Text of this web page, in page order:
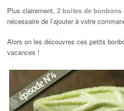
Plus clairement, 2 boites de bonbons
nécessaire de l’ajouter à votre
Alors on les découvres ces petits
vacances !